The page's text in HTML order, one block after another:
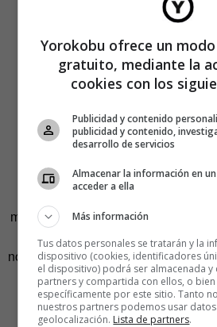
4.-Trajes
no como
máscaras de carnaval que se
rurales de Galicia, sobre todo en
norte de Portugal. Aquí podéis ver
retratados por Roberto
Yorokobu ofrece un
gratuito, mediante la
cookies con los
Publicidad y contenido
publicidad y contenido,
desarrollo de servicios
Almacenar la información en
acceder a ella
Más información
Tus datos personales se tratarán y la
dispositivo (cookies, identificadores
el dispositivo) podrá ser almacenada
partners y compartida con ellos, o bien
específicamente por este sitio. Tanto
nuestros partners podemos usar
geolocalización. Lista de partners.